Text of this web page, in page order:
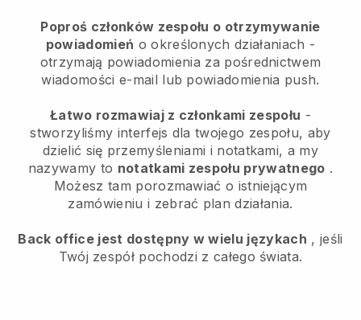
Poproś członków zespołu o otrzymywanie
powiadomień o określonych działaniach -
otrzymają powiadomienia za pośrednictwem
wiadomości e-mail lub powiadomienia push.
Łatwo rozmawiaj z członkami zespołu -
stworzyliśmy interfejs dla twojego zespołu, aby
dzielić się przemyśleniami i notatkami, a my
nazywamy to notatkami zespołu prywatnego .
Możesz tam porozmawiać o istniejącym
zamówieniu i zebrać plan działania.
Back office jest dostępny w wielu językach , jeśli
Twój zespół pochodzi z całego świata.